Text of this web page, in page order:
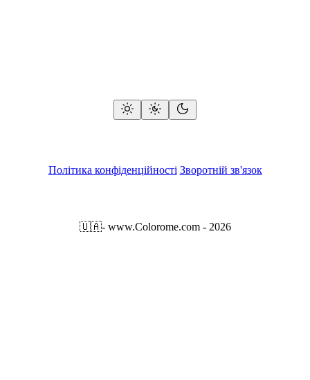
Політика конфіденційності Зворотній зв'язок
🇺🇦- www.Colorome.com - 2026